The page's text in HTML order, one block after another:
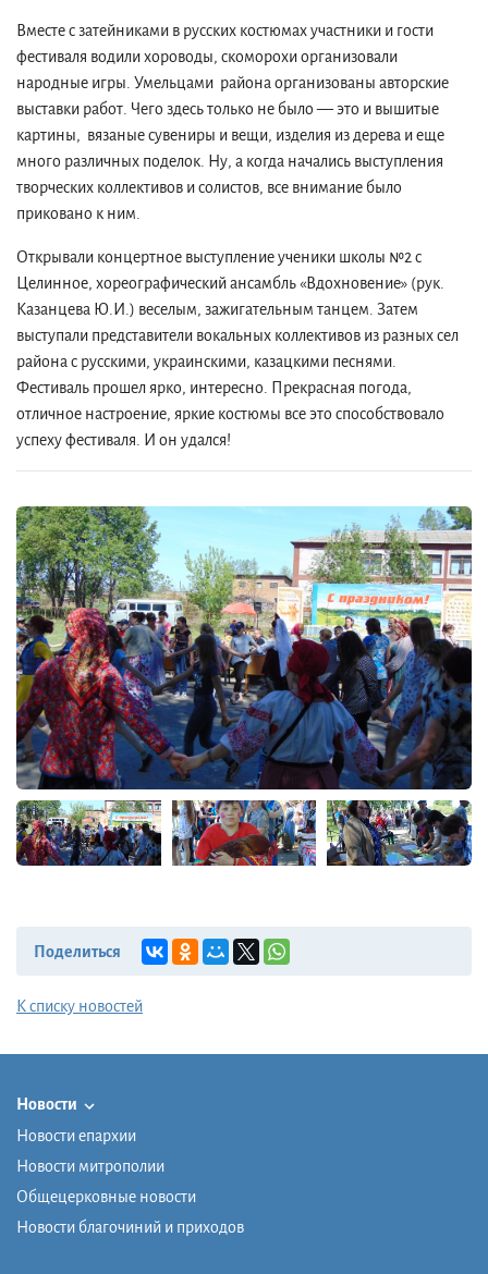
Вместе с затейниками в русских костюмах участники и гости
фестиваля водили хороводы, скоморохи организовали
народные игры. Умельцами района организованы авторские
выставки работ. Чего здесь только не было — это и вышитые
картины, вязаные сувениры и вещи, изделия из дерева и еще
много различных поделок. Ну, а когда начались выступления
творческих коллективов и солистов, все внимание было
приковано к ним.
Открывали концертное выступление ученики школы №2 с
Целинное, хореографический ансамбль «Вдохновение» (рук.
Казанцева Ю.И.) веселым, зажигательным танцем. Затем
выступали представители вокальных коллективов из разных сел
района с русскими, украинскими, казацкими песнями.
Фестиваль прошел ярко, интересно. Прекрасная погода,
отличное настроение, яркие костюмы все это способствовало
успеху фестиваля. И он удался!
Поделиться
К списку новостей
Новости
Новости епархии
Новости митрополии
Общецерковные новости
Новости благочиний и приходов